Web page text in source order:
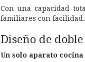
Con una capacidad
familiares con facilidad.
Diseño de
Un solo aparato